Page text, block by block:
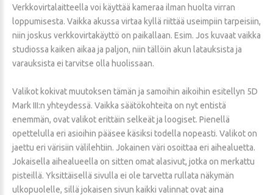
Verkkovirtalaitteella voi käyttää kameraa ilman huolta virran
loppumisesta. Vaikka akussa virtaa kyllä riittää useimpiin tarpeisiin,
niin joskus verkkovirtakäyttö on paikallaan. Esim. Jos kuvaat vaikka
studiossa kaiken aikaa ja paljon, niin tällöin akun latauksista ja
varauksista ei tarvitse olla huolissaan.
Valikot kokivat muutoksen tämän ja samoihin aikoihin esitellyn 5D
Mark III:n yhteydessä. Vaikka säätökohteita on nyt entistä
enemmän, ovat valikot erittäin selkeät ja loogiset. Pienellä
opettelulla eri asioihin pääsee käsiksi todella nopeasti. Valikot on
jaettu eri värisiin välilehtiin. Jokainen väri osoittaa eri aihealuetta.
Jokaisella aihealueella on sitten omat alasivut, jotka on merkattu
pisteillä. Yksittäisellä sivulla ei ole tarvetta rullata näkymän
ulkopuolelle, sillä jokaisen sivun kaikki valinnat ovat aina